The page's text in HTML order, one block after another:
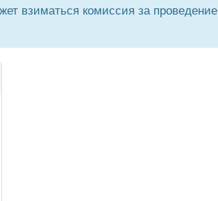
взиматься комиссия за проведение